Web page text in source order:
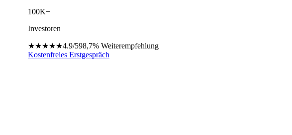
100K+
Investoren
★★★★★4.9/598,7% Weiterempfehlung
Kostenfreies Erstgespräch